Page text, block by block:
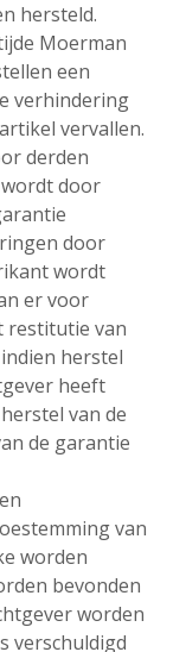
hersteld.
Moerman
een
verhindering
vervallen.
derden
door
door
wordt
er voor
restitutie van
herstel
heeft
van de
de garantie
van
worden
bevonden
worden
verschuldigd